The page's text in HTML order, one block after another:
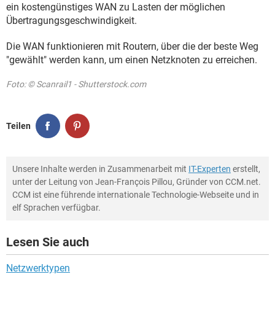
ein kostengünstiges WAN zu Lasten der möglichen
Übertragungsgeschwindigkeit.
Die WAN funktionieren mit Routern, über die der beste Weg
"gewählt" werden kann, um einen Netzknoten zu erreichen.
Foto: © Scanrail1 - Shutterstock.com
Teilen
Unsere Inhalte werden in Zusammenarbeit mit IT-Experten erstellt,
unter der Leitung von Jean-François Pillou, Gründer von CCM.net.
CCM ist eine führende internationale Technologie-Webseite und in
elf Sprachen verfügbar.
Lesen Sie auch
Netzwerktypen